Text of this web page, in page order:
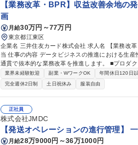
【業務改革・BPR】収益改善余地の
画
月給30万円～77万円
東京都江東区
企業名 三井住友カード株式会社 求人名 【業務改革・BPR】収益改善余地の発掘から効果創出までを一気通貫で担
当 仕事の内容 データビジネスの推進における生産性最大化を目的に、収益改善余地の発掘から効果創出まで一気
通貫で抜本的な業務改革を推進します。 ■プロダクト別（Custella・Vクーポン等）の現行業務の整理・可視化 ■
業務の理想像整理、現状との差分分析、改善施策
務改革の推進 ■Salesforce等を活用した業務プロ
プロジェクトの進捗管理 募集職
業界未経験歓迎 副業・WワークOK 年間休日120日
完全週休2日制
土日祝休み 服装自由
正社員
株式会社JMDC
【発送オペレーションの進行管理】
月給28万9000円～36万1000円